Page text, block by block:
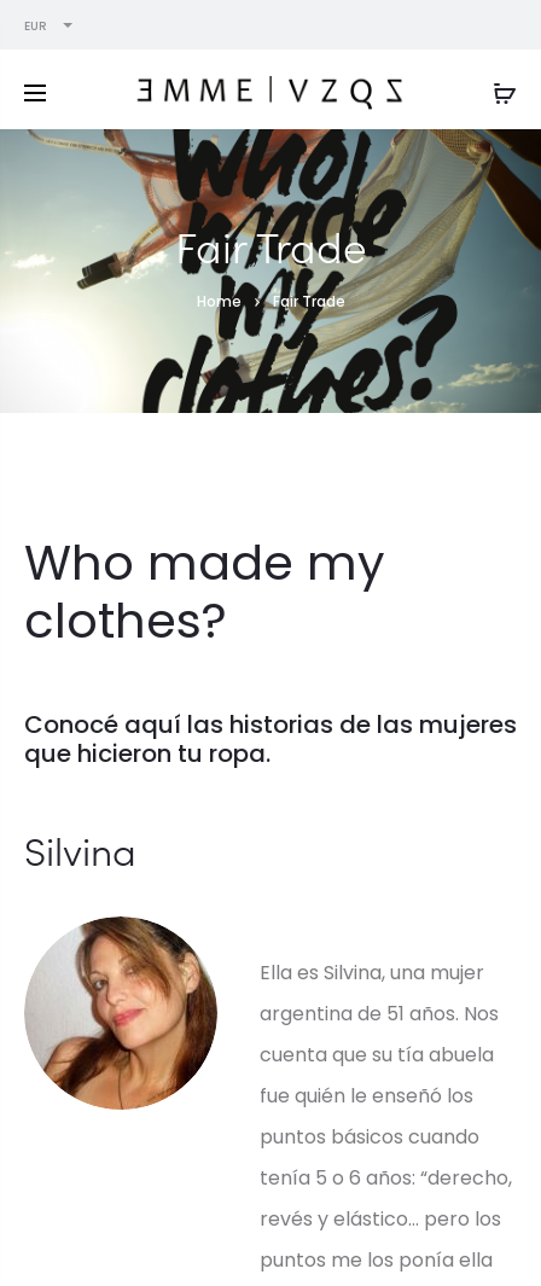
EUR
Fair Trade
Home Fair Trade
Who made my
clothes?
Conocé aquí las historias de las mujeres
que hicieron tu ropa.
Silvina
Ella es Silvina, una mujer
argentina de 51 años. Nos
cuenta que su tía abuela
fue quién le enseñó los
puntos básicos cuando
tenía 5 o 6 años: “derecho,
revés y elástico… pero los
puntos me los ponía ella